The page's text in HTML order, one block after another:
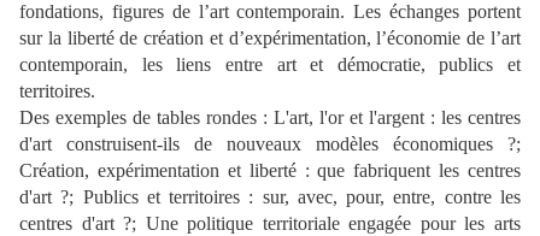
fondations, figures de l’art contemporain. Les échanges portent
sur la liberté de création et d’expérimentation, l’économie de l’art
contemporain, les liens entre art et démocratie, publics et
territoires.
Des exemples de tables rondes : L'art, l'or et l'argent : les centres
d'art construisent-ils de nouveaux modèles économiques ?;
Création, expérimentation et liberté : que fabriquent les centres
d'art ?; Publics et territoires : sur, avec, pour, entre, contre les
centres d'art ?; Une politique territoriale engagée pour les arts